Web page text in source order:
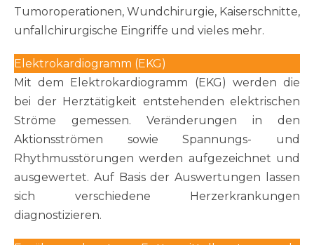
Tumoroperationen, Wundchirurgie, Kaiserschnitte,
unfallchirurgische Eingriffe und vieles mehr.
Elektrokardiogramm (EKG)
Mit dem Elektrokardiogramm (EKG) werden die
bei der Herztätigkeit entstehenden elektrischen
Ströme gemessen. Veränderungen in den
Aktionsströmen sowie Spannungs- und
Rhythmusstörungen werden aufgezeichnet und
ausgewertet. Auf Basis der Auswertungen lassen
sich verschiedene Herzerkrankungen
diagnostizieren.